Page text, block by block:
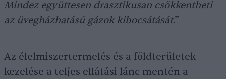
Mindez együttesen drasztikusan csökkentheti
az üvegházhatású gázok kibocsátását.”
Az élelmiszertermelés és a földterületek
kezelése a teljes ellátási lánc mentén a